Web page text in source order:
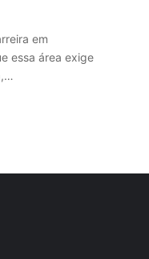
em
essa área exige